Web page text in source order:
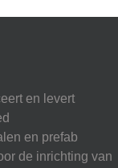
en levert
en prefab
de inrichting van